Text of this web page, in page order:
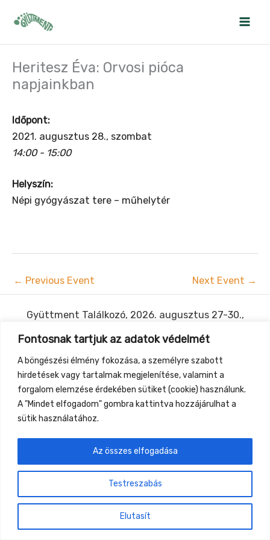
Fontosnak tartjuk az adatok védelmét
A böngészési élmény fokozása, a személyre szabott
hirdetések vagy tartalmak megjelenítése, valamint a
forgalom elemzése érdekében sütiket (cookie) használunk.
A "Mindet elfogadom" gombra kattintva hozzájárulhat a
sütik használatához.
Testreszabás
Elutasít
Az összes elfogadása
Heritesz Éva: Orvosi pióca
napjainkban
Időpont:
2021. augusztus 28., szombat
14:00 - 15:00
Helyszín:
Népi gyógyászat tere – műhelytér
← Previous Event Next Event →
Gyüttment Találkozó, 2026. augusztus 27-30.,